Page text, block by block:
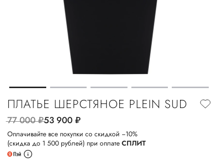
ПЛАТЬЕ ШЕРСТЯНОЕ PLEIN SUD
77 000руб.53 900руб.
Оплачивайте все покупки со скидкой −10%
(скидка до 1 500 рублей) при оплате СПЛИТ